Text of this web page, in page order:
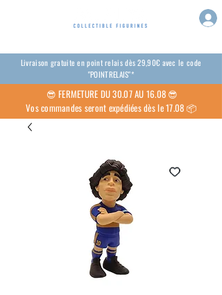
Livraison gratuite en point relais dès 29,90€ avec le code
"POINTRELAIS"*
😎FERMETURE DU 30.07 AU 16.08 😎
Vos commandes seront expédiées dès le 17.08 📦